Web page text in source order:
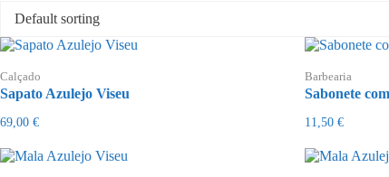
Calçado
Sapato Azulejo Viseu
69,00 €
Barbearia
Sabonete
11,50 €